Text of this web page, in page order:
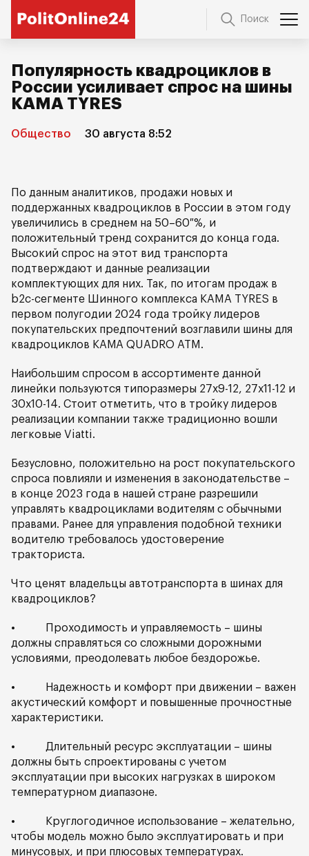
Поиск
Популярность квадроциклов в
России усиливает спрос на шины
KAMA TYRES
Общество 30 августа 8:52
По данным аналитиков, продажи новых и
поддержанных квадроциклов в России в этом году
увеличились в среднем на 50–60 %, и
положительный тренд сохранится до конца года.
Высокий спрос на этот вид транспорта
подтверждают и данные реализации
комплектующих для них. Так, по итогам продаж в
b2c-сегменте Шинного комплекса KAMA TYRES в
первом полугодии 2024 года тройку лидеров
покупательских предпочтений возглавили шины для
квадроциклов КАМА QUADRO ATM.
Наибольшим спросом в ассортименте данной
линейки пользуются типоразмеры 27х9-12, 27х11-12 и
30х10-14. Стоит отметить, что в тройку лидеров
реализации компании также традиционно вошли
легковые Viatti.
Безусловно, положительно на рост покупательского
спроса повлияли и изменения в законодательстве –
в конце 2023 года в нашей стране разрешили
управлять квадроциклами водителям с обычными
правами. Ранее для управления подобной техники
водителю требовалось удостоверение
тракториста.
Что ценят владельцы автотранспорта в шинах для
квадроциклов?
• Проходимость и управляемость – шины
должны справляться со сложными дорожными
условиями, преодолевать любое бездорожье.
• Надежность и комфорт при движении – важен
акустический комфорт и повышенные прочностные
характеристики.
• Длительный ресурс эксплуатации – шины
должны быть спроектированы с учетом
эксплуатации при высоких нагрузках в широком
температурном диапазоне.
• Круглогодичное использование – желательно,
чтобы модель можно было эксплуатировать и при
минусовых, и при плюсовых температурах.